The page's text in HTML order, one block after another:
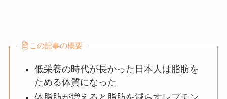
この記事の概要
低栄養の時代が長かった日本人は脂肪を
ためる体質になった